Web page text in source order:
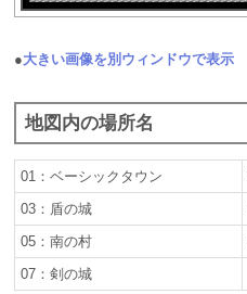
●大きい画像を別ウィンドウで表示
地図内の場所名
01：ベーシックタウン
03：盾の城
05：南の村
07：剣の城